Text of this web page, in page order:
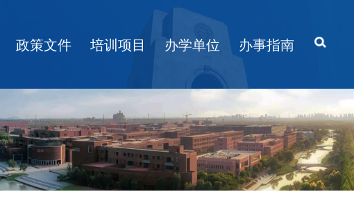
政策文件 培训项目 办学单位 办事指南